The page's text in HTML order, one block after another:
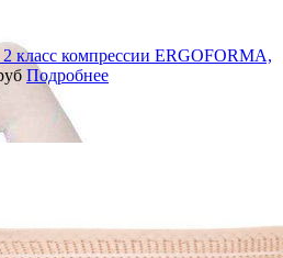
класс компрессии ERGOFORMA,
Подробнее